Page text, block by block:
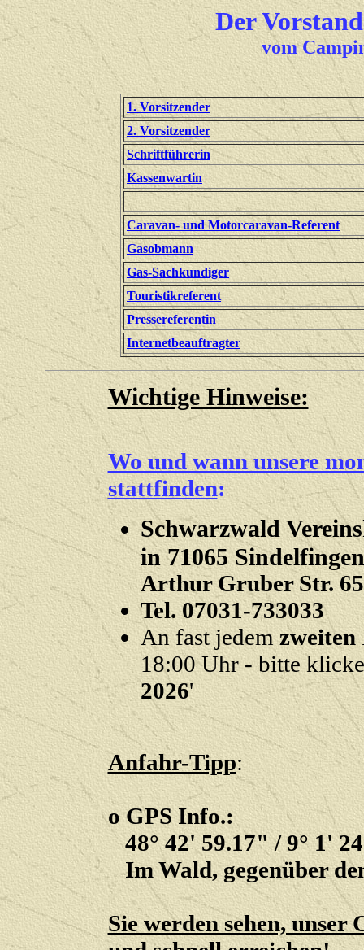
Der
vom
1. Vorsitzender
2. Vorsitzender
Schriftführerin
Kassenwartin
Caravan- und Motorcaravan-Referent
Gasobmann
Gas-Sachkundiger
Touristikreferent
Pressereferentin
Internetbeauftragter
Wichtige Hinweise:
Wo und wann unsere
stattfinden:
Schwarzwald
in 71065 Sindelfingen
Arthur Gruber Str.
Tel. 07031-733033
An fast jedemzweiten
18:00 Uhr - bitte
2026'
Anfahr-Tipp:
o GPS Info.:
48° 42' 59.17" / 9° 1'
Im Wald, gegenüber
Sie werden sehen,